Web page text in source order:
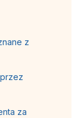
z
za